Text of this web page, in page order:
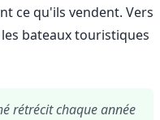
ce qu'ils vendent. Vers
bateaux touristiques
rétrécit chaque année